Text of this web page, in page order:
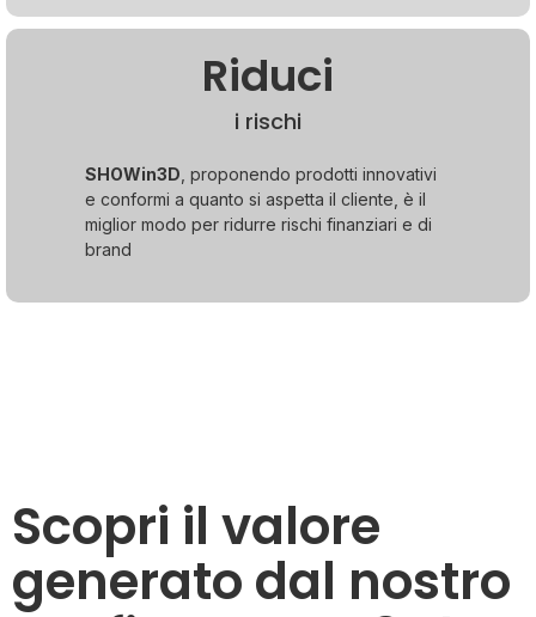
Riduci
i rischi
SHOWin3D , proponendo prodotti innovativi
e conformi a quanto si aspetta il cliente, è il
miglior modo per ridurre rischi finanziari e di
brand
Scopri il valore
generato dal nostro